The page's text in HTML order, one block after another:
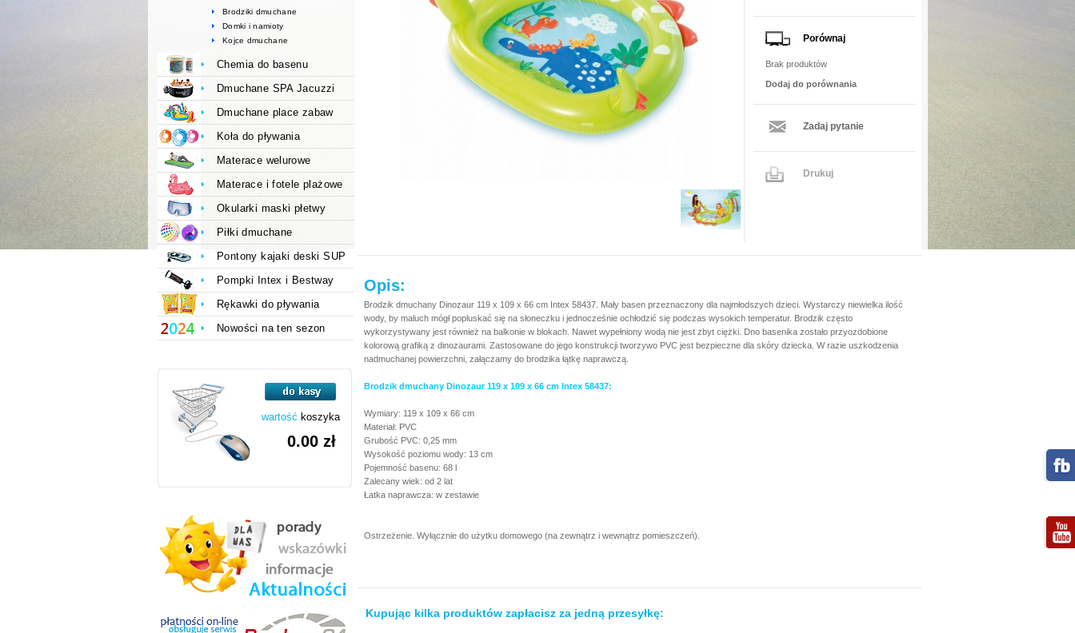
Porównaj
Brak produktów
Dodaj do porównania
Zadaj pytanie
Drukuj
Opis:
Brodzik dmuchany Dinozaur 119 x 109 x 66 cm Intex 58437. Mały basen przeznaczony dla najmłodszych dzieci. Wystarczy niewielka ilość
wody, by maluch mógł popluskać się na słoneczku i jednocześnie ochłodzić się podczas wysokich temperatur. Brodzik często
wykorzystywany jest również na balkonie w blokach. Nawet wypełniony wodą nie jest zbyt ciężki. Dno basenika zostało przyozdobione
kolorową grafiką z dinozaurami. Zastosowane do jego konstrukcji tworzywo PVC jest bezpieczne dla skóry dziecka. W razie uszkodzenia
nadmuchanej powierzchni, załączamy do brodzika łątkę naprawczą.
Brodzik dmuchany Dinozaur 119 x 109 x 66 cm Intex 58437:
Wymiary: 119 x 109 x 66 cm
Materiał: PVC
Grubość PVC: 0,25 mm
Wysokość poziomu wody: 13 cm
Pojemność basenu: 68 l
Zalecany wiek: od 2 lat
Łatka naprawcza: w zestawie
Ostrzeżenie. Wyłącznie do użytku domowego (na zewnątrz i wewnątrz pomieszczeń).
Kupując kilka produktów zapłacisz za jedną przesyłkę:
Brodziki dmuchane
Domki i namioty
Kojce dmuchane
Chemia do basenu
Dmuchane SPA Jacuzzi
Dmuchane place zabaw
Koła do pływania
Materace welurowe
Materace i fotele plażowe
Okularki maski płetwy
Piłki dmuchane
Pontony kajaki deski SUP
Pompki Intex i Bestway
Rękawki do pływania
Nowości na ten sezon
wartość koszyka
0.00 zł